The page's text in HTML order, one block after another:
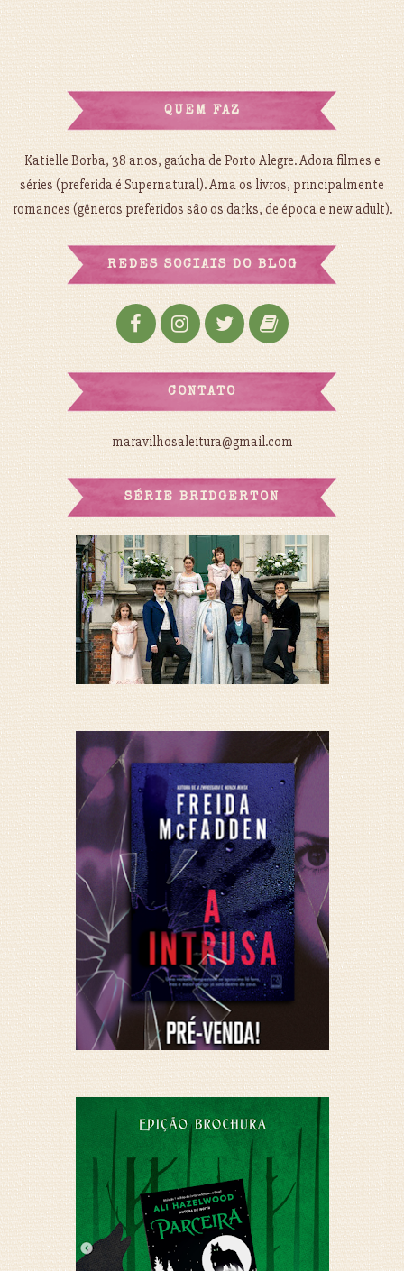
QUEM FAZ
Katielle Borba, 38 anos, gaúcha de Porto Alegre. Adora filmes e
séries (preferida é Supernatural). Ama os livros, principalmente
romances (gêneros preferidos são os darks, de época e new adult).
REDES SOCIAIS DO BLOG
CONTATO
maravilhosaleitura@gmail.com
SÉRIE BRIDGERTON